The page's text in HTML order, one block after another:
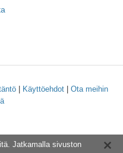
Käyttöehdot
Ota meihin
Jatkamalla sivuston